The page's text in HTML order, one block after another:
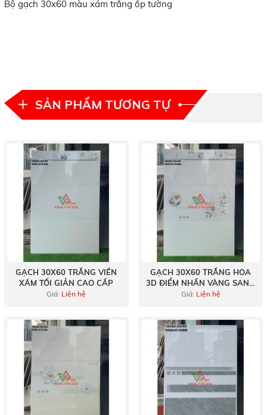
Bộ gạch 30x60 màu xám trắng ốp tường
SẢN PHẨM TƯƠNG TỰ
GẠCH 30X60 TRẮNG VIỀN
XÁM TỐI GIẢN CAO CẤP
Giá: Liện hệ
GẠCH 30X60 TRẮNG HOA
3D ĐIỂM NHẤN VÀNG SANG
TRỌNG
Giá: Liện hệ